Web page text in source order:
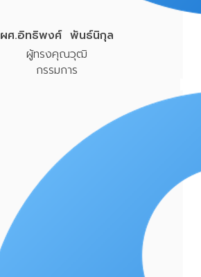
ผศ.อิทธิพงศ์ พันธ์นิกุล
ผู้ทรงคุณวุฒิ
กรรมการ